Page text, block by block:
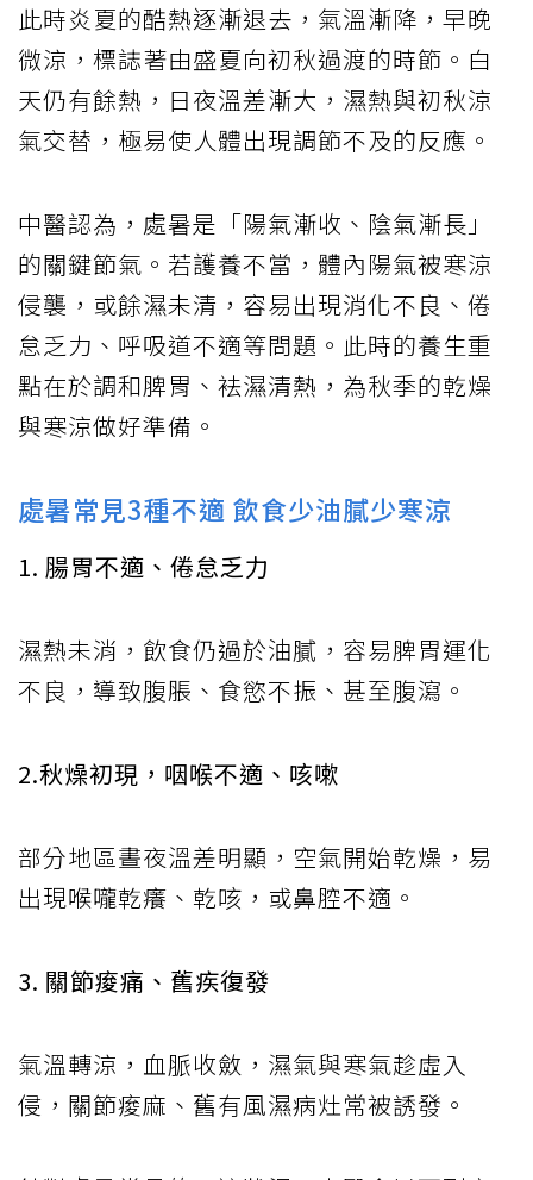
此時炎夏的酷熱逐漸退去，氣溫漸降，早晚
微涼，標誌著由盛夏向初秋過渡的時節。白
天仍有餘熱，日夜溫差漸大，濕熱與初秋涼
氣交替，極易使人體出現調節不及的反應。
中醫認為，處暑是「陽氣漸收、陰氣漸長」
的關鍵節氣。若護養不當，體內陽氣被寒涼
侵襲，或餘濕未清，容易出現消化不良、倦
怠乏力、呼吸道不適等問題。此時的養生重
點在於調和脾胃、袪濕清熱，為秋季的乾燥
與寒涼做好準備。
處暑常見3種不適 飲食少油膩少寒涼
1. 腸胃不適、倦怠乏力
濕熱未消，飲食仍過於油膩，容易脾胃運化
不良，導致腹脹、食慾不振、甚至腹瀉。
2.秋燥初現，咽喉不適、咳嗽
部分地區晝夜溫差明顯，空氣開始乾燥，易
出現喉嚨乾癢、乾咳，或鼻腔不適。
3. 關節痠痛、舊疾復發
氣溫轉涼，血脈收斂，濕氣與寒氣趁虛入
侵，關節痠麻、舊有風濕病灶常被誘發。